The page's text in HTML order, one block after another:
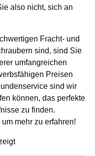
also nicht, sich an
Fracht- und
sind, sind Sie
umfangreichen
Preisen
sind wir
können, das perfekte
zu finden.
mehr zu erfahren!